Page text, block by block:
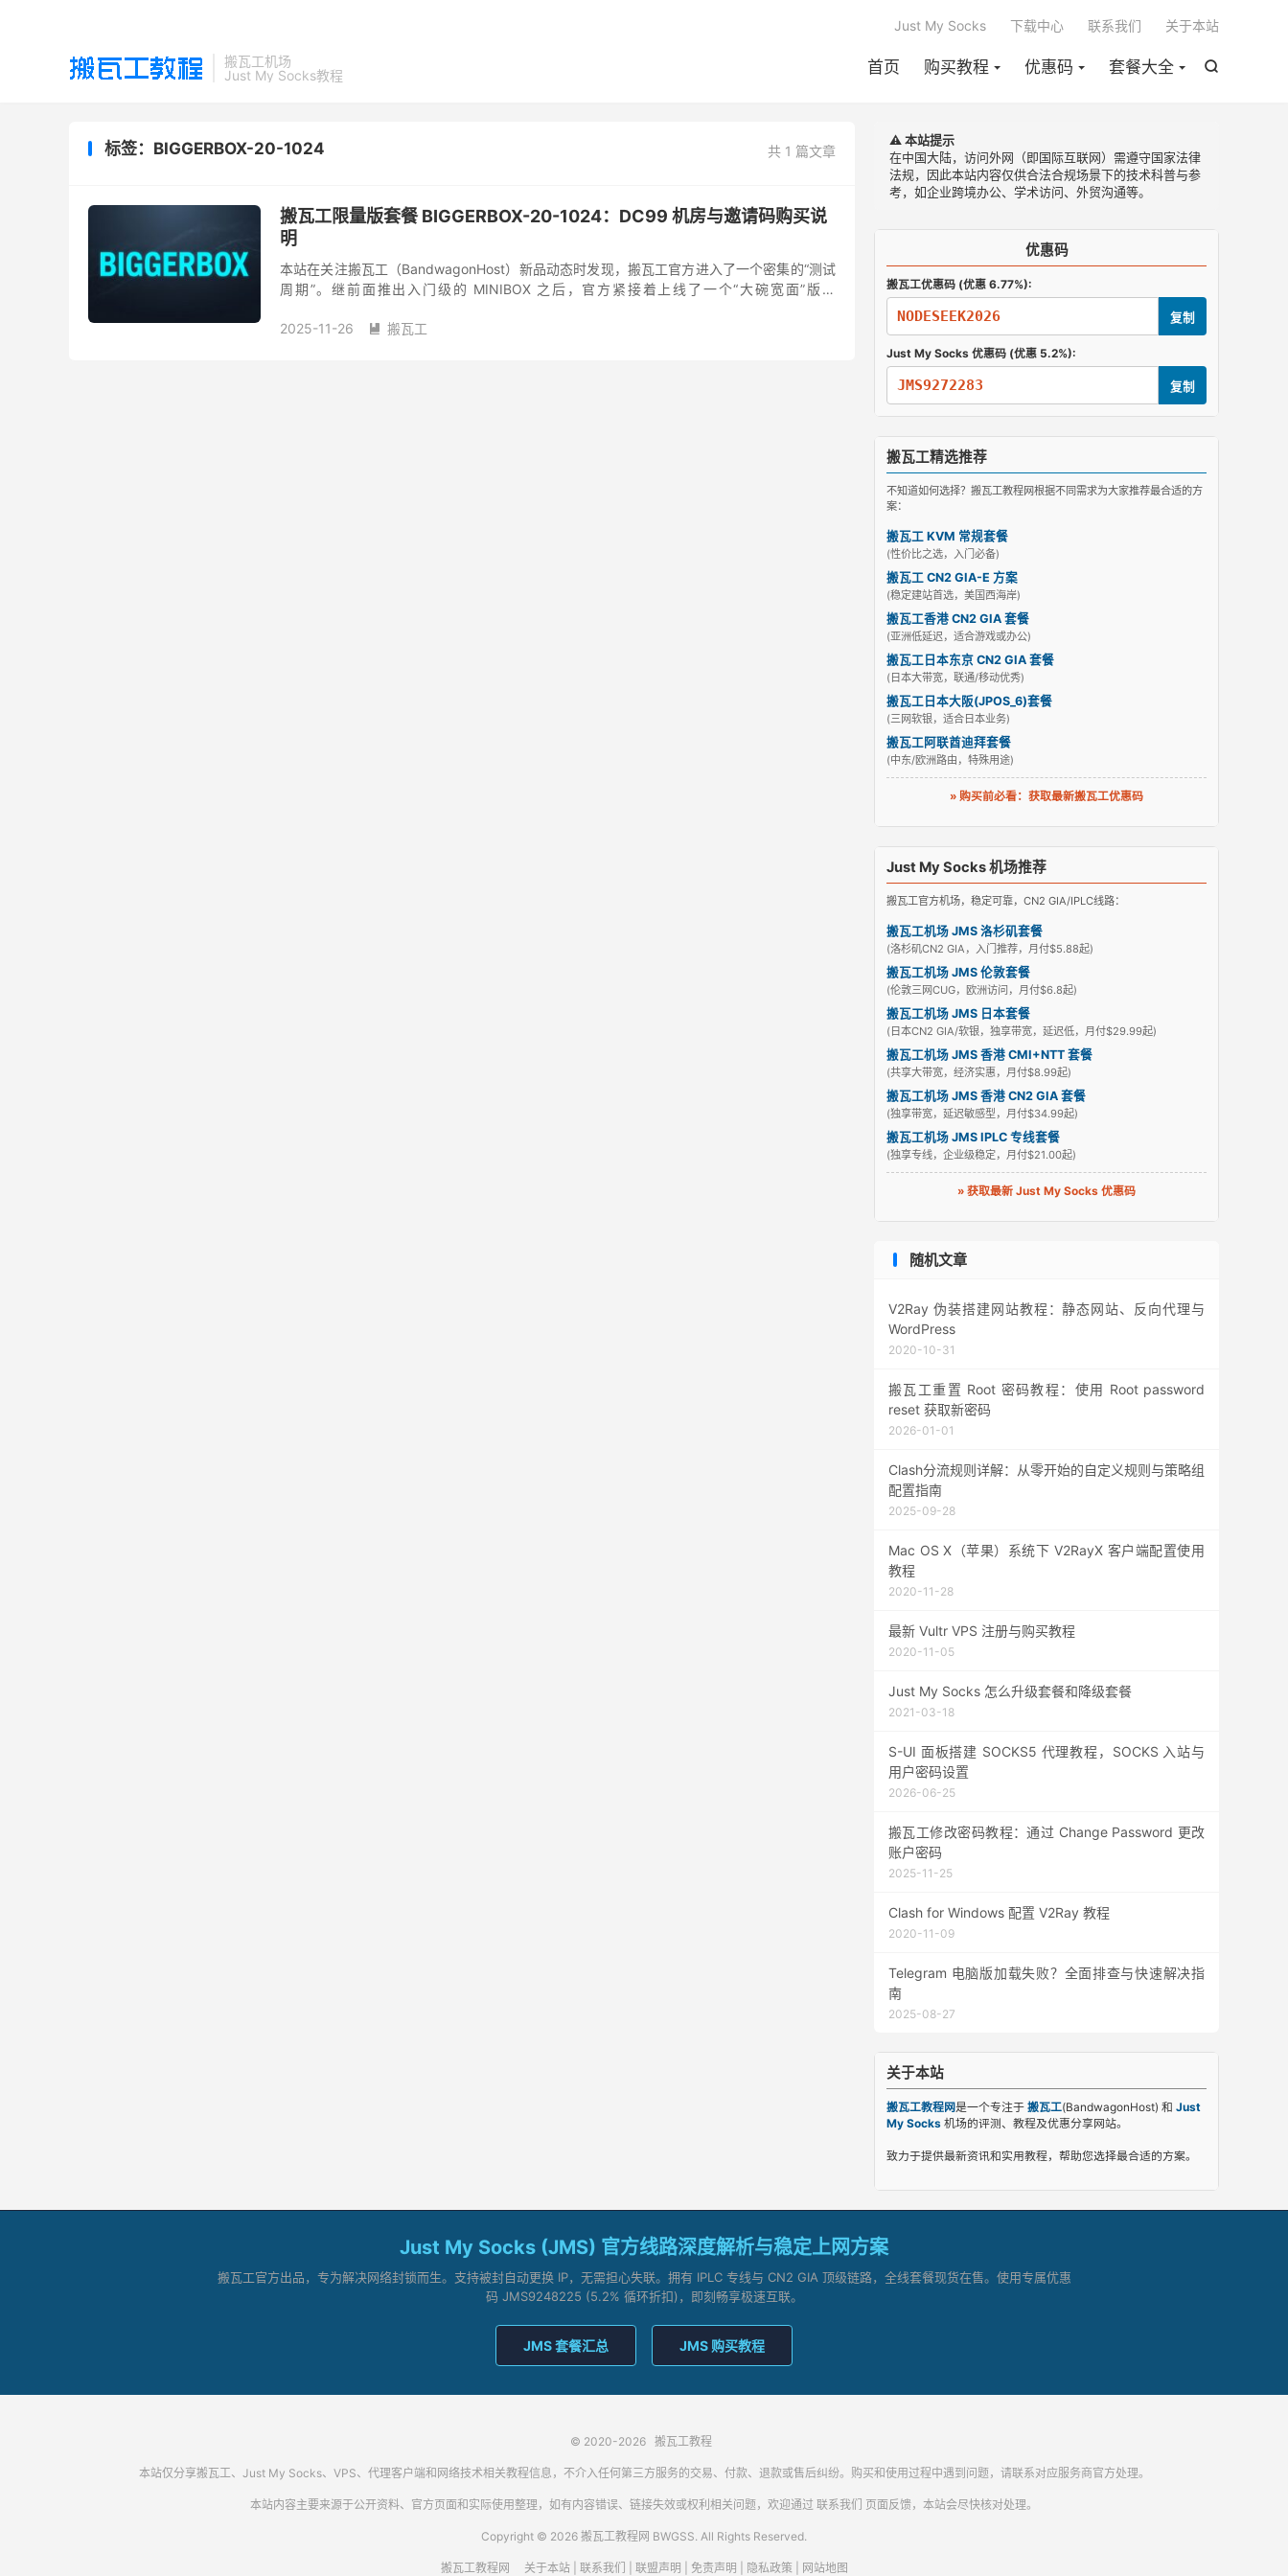
搬瓦工机场
Just My Socks教程

首页 购买教程 优惠码 套餐大全
Just My Socks 下载中心 联系我们 关于本站
共 1 篇文章
标签：BIGGERBOX-20-1024
搬瓦工限量版套餐 BIGGERBOX-20-1024：DC99 机房与邀请码购买说
明
本站在关注搬瓦工（BandwagonHost）新品动态时发现，搬瓦工官方进入了一个密集的“测试
周期”。继前面推出入门级的 MINIBOX 之后，官方紧接着上线了一个“大碗宽面”版本
2025-11-26
 搬瓦工
⚠️ 本站提示
在中国大陆，访问外网（即国际互联网）需遵守国家法律
法规，因此本站内容仅供合法合规场景下的技术科普与参
考，如企业跨境办公、学术访问、外贸沟通等。
优惠码
搬瓦工优惠码 (优惠 6.77%):
NODESEEK2026 复制
Just My Socks 优惠码 (优惠 5.2%):
JMS9272283 复制
搬瓦工精选推荐
不知道如何选择？搬瓦工教程网根据不同需求为大家推荐最合适的方
案：
搬瓦工 KVM 常规套餐
(性价比之选，入门必备)
搬瓦工 CN2 GIA-E 方案
(稳定建站首选，美国西海岸)
搬瓦工香港 CN2 GIA 套餐
(亚洲低延迟，适合游戏或办公)
搬瓦工日本东京 CN2 GIA 套餐
(日本大带宽，联通/移动优秀)
搬瓦工日本大阪(JPOS_6)套餐
(三网软银，适合日本业务)
搬瓦工阿联酋迪拜套餐
(中东/欧洲路由，特殊用途)
» 购买前必看：获取最新搬瓦工优惠码
Just My Socks 机场推荐
搬瓦工官方机场，稳定可靠，CN2 GIA/IPLC线路：
搬瓦工机场 JMS 洛杉矶套餐
(洛杉矶CN2 GIA，入门推荐，月付$5.88起)
搬瓦工机场 JMS 伦敦套餐
(伦敦三网CUG，欧洲访问，月付$6.8起)
搬瓦工机场 JMS 日本套餐
(日本CN2 GIA/软银，独享带宽，延迟低，月付$29.99起)
搬瓦工机场 JMS 香港 CMI+NTT 套餐
(共享大带宽，经济实惠，月付$8.99起)
搬瓦工机场 JMS 香港 CN2 GIA 套餐
(独享带宽，延迟敏感型，月付$34.99起)
搬瓦工机场 JMS IPLC 专线套餐
(独享专线，企业级稳定，月付$21.00起)
» 获取最新 Just My Socks 优惠码
随机文章
V2Ray 伪装搭建网站教程：静态网站、反向代理与
WordPress
2020-10-31
搬瓦工重置 Root 密码教程：使用 Root password
reset 获取新密码
2026-01-01
Clash分流规则详解：从零开始的自定义规则与策略组
配置指南
2025-09-28
Mac OS X（苹果）系统下 V2RayX 客户端配置使用
教程
2020-11-28
最新 Vultr VPS 注册与购买教程
2020-11-05
Just My Socks 怎么升级套餐和降级套餐
2021-03-18
S-UI 面板搭建 SOCKS5 代理教程，SOCKS 入站与
用户密码设置
2026-06-25
搬瓦工修改密码教程：通过 Change Password 更改
账户密码
2025-11-25
Clash for Windows 配置 V2Ray 教程
2020-11-09
Telegram 电脑版加载失败？全面排查与快速解决指
南
2025-08-27
关于本站
搬瓦工教程网是一个专注于 搬瓦工(BandwagonHost) 和 Just
My Socks 机场的评测、教程及优惠分享网站。
致力于提供最新资讯和实用教程，帮助您选择最合适的方案。
Just My Socks (JMS) 官方线路深度解析与稳定上网方案
搬瓦工官方出品，专为解决网络封锁而生。支持被封自动更换 IP，无需担心失联。拥有 IPLC 专线与 CN2 GIA 顶级链路，全线套餐现货在售。使用专属优惠
码 JMS9248225 (5.2% 循环折扣)，即刻畅享极速互联。
JMS 套餐汇总 JMS 购买教程
© 2020-2026 搬瓦工教程
本站仅分享搬瓦工、Just My Socks、VPS、代理客户端和网络技术相关教程信息，不介入任何第三方服务的交易、付款、退款或售后纠纷。购买和使用过程中遇到问题，请联系对应服务商官方处理。
本站内容主要来源于公开资料、官方页面和实际使用整理，如有内容错误、链接失效或权利相关问题，欢迎通过 联系我们 页面反馈，本站会尽快核对处理。
Copyright © 2026 搬瓦工教程网 BWGSS. All Rights Reserved.
搬瓦工教程网 关于本站| 联系我们 联盟声明 免责声明 隐私政策 网站地图